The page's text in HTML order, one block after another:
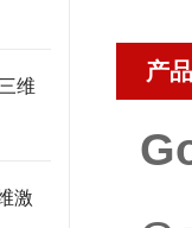
维
激
产